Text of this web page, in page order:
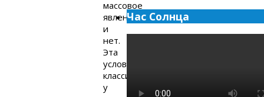
массовое
явление
и
нет.
Эта
условная
классификация
у
Час Солнца